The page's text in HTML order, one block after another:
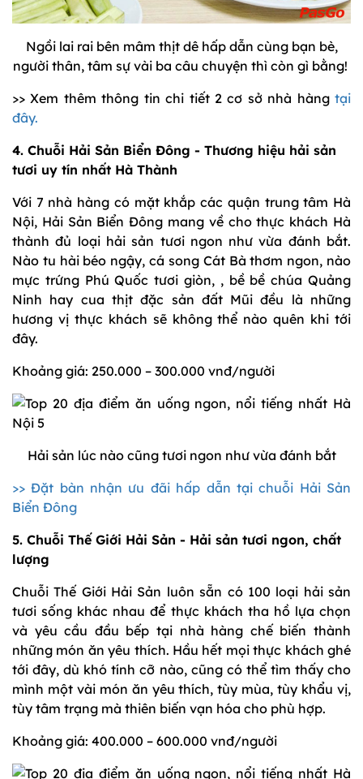
Ngồi lai rai bên mâm thịt dê hấp dẫn cùng bạn bè,
người thân, tâm sự vài ba câu chuyện thì còn gì bằng!
>> Xem thêm thông tin chi tiết 2 cơ sở nhà hàng tại
đây.
4. Chuỗi Hải Sản Biển Đông - Thương hiệu hải sản
tươi uy tín nhất Hà Thành
Với 7 nhà hàng có mặt khắp các quận trung tâm Hà
Nội, Hải Sản Biển Đông mang về cho thực khách Hà
thành đủ loại hải sản tươi ngon như vừa đánh bắt.
Nào tu hài béo ngậy, cá song Cát Bà thơm ngon, nào
mực trứng Phú Quốc tươi giòn, , bề bề chúa Quảng
Ninh hay cua thịt đặc sản đất Mũi đều là những
hương vị thực khách sẽ không thể nào quên khi tới
đây.
Khoảng giá: 250.000 – 300.000 vnđ/người
Hải sản lúc nào cũng tươi ngon như vừa đánh bắt
>> Đặt bàn nhận ưu đãi hấp dẫn tại chuỗi Hải Sản
Biển Đông
5. Chuỗi Thế Giới Hải Sản - Hải sản tươi ngon, chất
lượng
Chuỗi Thế Giới Hải Sản luôn sẵn có 100 loại hải sản
tươi sống khác nhau để thực khách tha hồ lựa chọn
và yêu cầu đầu bếp tại nhà hàng chế biến thành
những món ăn yêu thích. Hầu hết mọi thực khách ghé
tới đây, dù khó tính cỡ nào, cũng có thể tìm thấy cho
mình một vài món ăn yêu thích, tùy mùa, tùy khẩu vị,
tùy tâm trạng mà thiên biến vạn hóa cho phù hợp.
Khoảng giá: 400.000 – 600.000 vnđ/người